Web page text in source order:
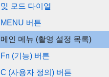
및 모드 다이얼
MENU 버튼
메인 메뉴 (촬영 설정 목록)
Fn (기능) 버튼
C (사용자 정의) 버튼